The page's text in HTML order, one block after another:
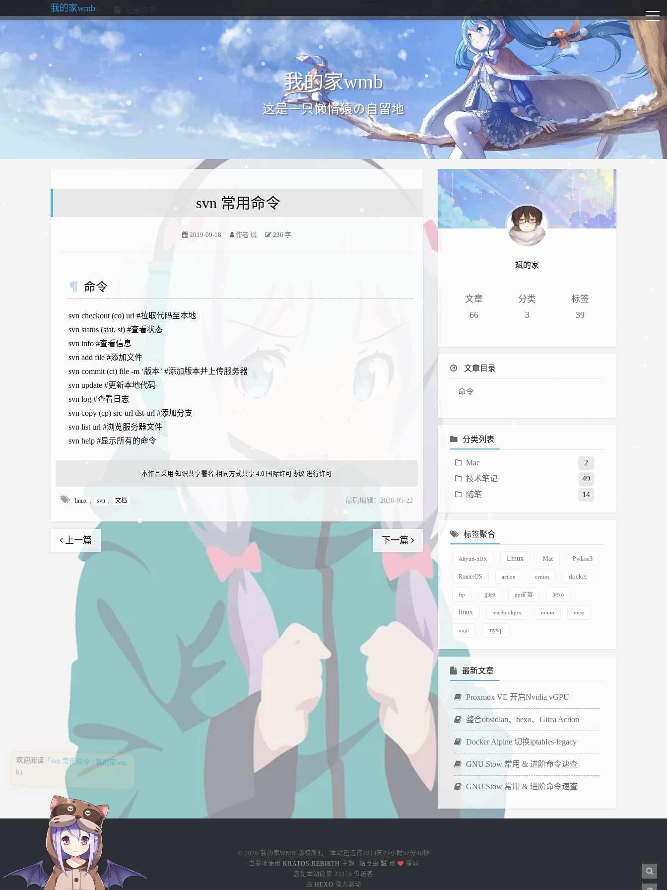
开始の书
我的家wmb
我的家wmb
这是一只懒惰猿の自留地
svn 常用命令
2019-09-18 作者 斌 236 字
命令
svn checkout (co) url #拉取代码至本地
svn status (stat, st) #查看状态
svn info #查看信息
svn add file #添加文件
svn commit (ci) file -m ‘版本’ #添加版本并上传服务器
svn update #更新本地代码
svn log #查看日志
svn copy (cp) src-url dst-url #添加分支
svn list url #浏览服务器文件
svn help #显示所有的命令
本作品采用 知识共享署名-相同方式共享 4.0 国际许可协议 进行许可
linux , svn , 文档 最后编辑：2026-05-22
上一篇 下一篇
斌的家
文章
66
分类
3
标签
39
文章目录
命令
分类列表
Mac
2
技术笔记
49
随笔
14
标签聚合
Aliyun-SDK Linux Mac Python3
RouterOS action centos docker
ftp gitea gpt扩容 hexo
linux macbookpro minio mise
mqtt mysql
最新文章
Proxmox VE 开启Nvidia vGPU
整合obsidian、hexo、Gitea Action
Docker Alpine 切换iptables-legacy
GNU Stow 常用 & 进阶命令速查
GNU Stow 常用 & 进阶命令速查
© 2026 我的家WMB 版权所有. 本站已运行3014天23小时57分40秒
自豪地使用 KRATOS:REBIRTH 主题 站点由 斌 用
搭建
您是本站的第 23376 位访客
由 HEXO 强力驱动